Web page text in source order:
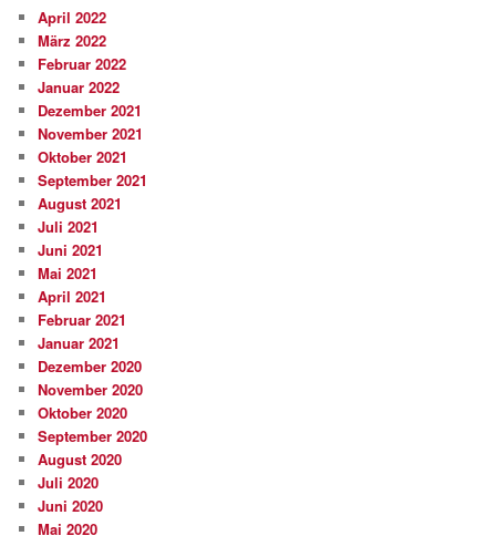
April 2022
März 2022
Februar 2022
Januar 2022
Dezember 2021
November 2021
Oktober 2021
September 2021
August 2021
Juli 2021
Juni 2021
Mai 2021
April 2021
Februar 2021
Januar 2021
Dezember 2020
November 2020
Oktober 2020
September 2020
August 2020
Juli 2020
Juni 2020
Mai 2020